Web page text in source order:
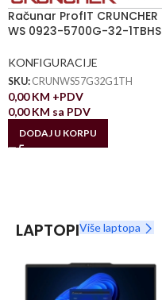
Računar ProfIT CRUNCHER
WS 0923-5700G-32-1TBHS
KONFIGURACIJE
SKU: CRUNWS57G32G1TH
0,00KM +PDV
0,00KM sa PDV
DODAJ U KORPU
LAPTOPIViše laptopa